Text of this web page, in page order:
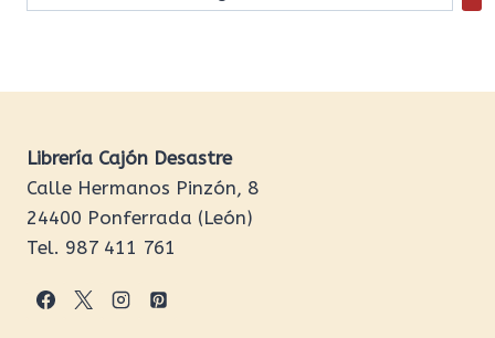
una
Librería Cajón Desastre
Calle Hermanos Pinzón, 8
24400 Ponferrada (León)
Tel. 987 411 761